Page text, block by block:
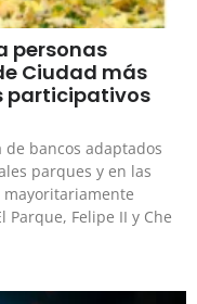
personas
Ciudad más
participativos
bancos adaptados
parques y en las
mayoritariamente
Parque, Felipe II y Che